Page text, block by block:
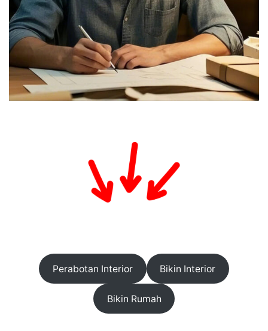
Perabotan Interior Bikin Interior
Bikin Rumah